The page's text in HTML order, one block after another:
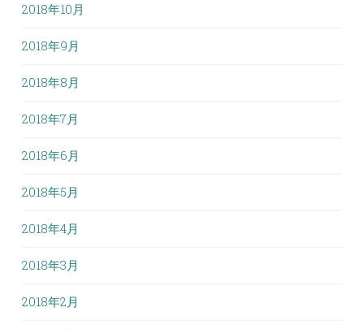
2018年10月
2018年9月
2018年8月
2018年7月
2018年6月
2018年5月
2018年4月
2018年3月
2018年2月